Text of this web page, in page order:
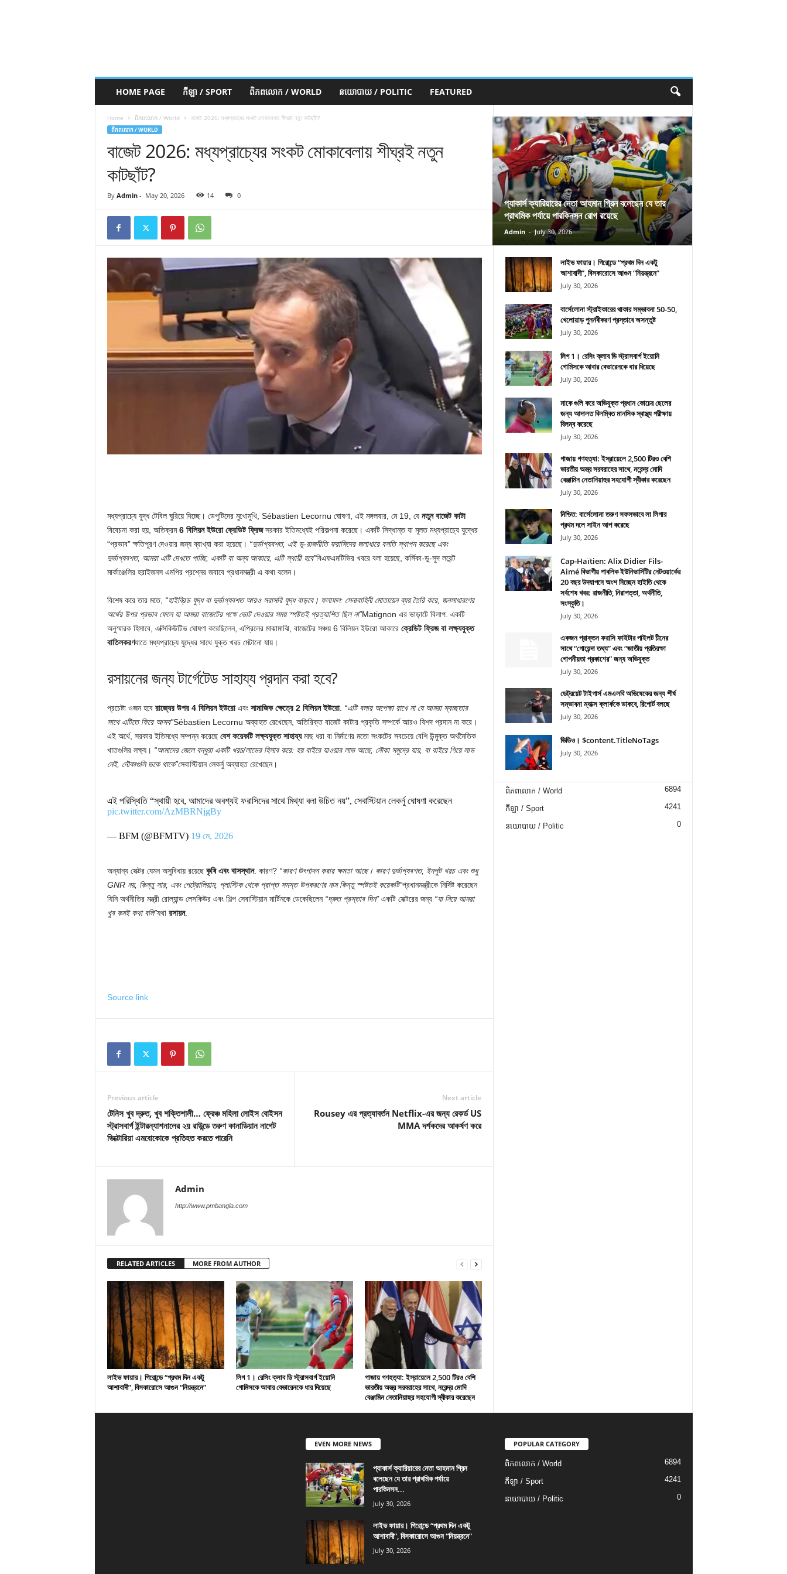
HOME PAGE កីឡា / SPORT ពិភពលោក / WORLD នយោបាយ / POLITIC FEATURED
Home ពិភពលោក / World বাজেট 2026: মধ্যপ্রাচ্যের সংকট মোকাবেলায় শীঘ্রই নতুন কাটছাঁট?
ពិភពលោក / WORLD
বাজেট 2026: মধ্যপ্রাচ্যের সংকট মোকাবেলায় শীঘ্রই নতুন
কাটছাঁট?
By Admin- May 20, 2026 14 0
মধ্যপ্রাচ্যে যুদ্ধ টেবিল ঘুরিয়ে দিচ্ছে। ডেপুটিদের মুখোমুখি, Sébastien Lecornu ঘোষণা, এই মঙ্গলবার, মে 19, যে নতুন বাজেট কাটা
বিবেচনা করা হয়, অতিক্রম6 বিলিয়ন ইউরো ক্রেডিট ফ্রিজসরকার ইতিমধ্যেই পরিকল্পনা করেছে। একটি সিদ্ধান্ত যা মূলত মধ্যপ্রাচ্যে যুদ্ধের
“প্রভাব” ক্ষতিপূরণ দেওয়ার জন্য ব্যাখ্যা করা হয়েছে। “দুর্ভাগ্যবশত, এই ভূ-রাজনীতি ফরাসিদের জলাধারে বসতি স্থাপন করেছে এবং
দুর্ভাগ্যবশত, আমরা এটি দেখতে পাচ্ছি, একটি বা অন্য আকারে, এটি স্থায়ী হবে”বিএফএমটিভির খবরে বলা হয়েছে, কর্সিকা-ডু-সুদ লরেন্ট
মার্কাঞ্জেলির হরাইজনস এমপির প্রশ্নের জবাবে প্রধানমন্ত্রী এ কথা বলেন।
বিশেষ করে তার মতে, “হাইব্রিড যুদ্ধ বা দুর্ভাগ্যবশত আরও সরাসরি যুদ্ধ বাড়বে। ফলাফল: সেনাবাহিনী মোতায়েন ব্যয় তৈরি করে, জনসাধারণের
অর্থের উপর প্রভাব ফেলে যা আমরা বাজেটের পক্ষে ভোট দেওয়ার সময় স্পষ্টতই প্রত্যাশিত ছিল না”Matignon এর ভাড়াটে বিলাপ. একটি
অনুস্মারক হিসাবে, এক্সিকিউটিভ ঘোষণা করেছিলেন, এপ্রিলের মাঝামাঝি, বাজেটের সঞ্চয় 6 বিলিয়ন ইউরো আকারে ক্রেডিট ফ্রিজ বা লক্ষ্যযুক্ত
বাতিলকরণযাতে মধ্যপ্রাচ্যে যুদ্ধের সাথে যুক্ত খরচ মেটানো যায়।
রসায়নের জন্য টার্গেটেড সাহায্য প্রদান করা হবে?
প্রচেষ্টা ওজন হবে রাজ্যের উপর 4 বিলিয়ন ইউরোএবং সামাজিক ক্ষেত্রে 2 বিলিয়ন ইউরো. “এটি বলার অপেক্ষা রাখে না যে আমরা স্বচ্ছতার
সাথে এটিতে ফিরে আসব”Sébastien Lecornu অব্যাহত রেখেছেন, অতিরিক্ত বাজেট কাটার প্রকৃতি সম্পর্কে আরও বিশদ প্রদান না করে।
এই অর্থে, সরকার ইতিমধ্যে সম্পন্ন করেছে বেশ কয়েকটি লক্ষ্যযুক্ত সাহায্যমাছ ধরা বা নির্মাণের মতো সংকটের সবচেয়ে বেশি উন্মুক্ত অর্থনৈতিক
খাতগুলির লক্ষ্য। “আমাদের জেলে বন্ধুরা একটি খরচ/লাভের হিসাব করে: হয় বাইরে যাওয়ার লাভ আছে, নৌকা সমুদ্রে যায়, বা বাইরে গিয়ে লাভ
নেই, নৌকাগুলি ডকে থাকে”সেবাস্টিয়ান লেকর্নু অব্যাহত রেখেছেন।
এই পরিস্থিতি “স্থায়ী হবে, আমাদের অবশ্যই ফরাসিদের সাথে মিথ্যা বলা উচিত নয়”, সেবাস্টিয়ান লেকর্নু ঘোষণা করেছেন
pic.twitter.com/AzMBRNjgBy
— BFM (@BFMTV) 19 মে, 2026
অন্যান্য সেক্টর যেমন অসুবিধায় রয়েছে কৃষি এবং বাসস্থান. কারণ? “কারণ উৎপাদন করার ক্ষমতা আছে। কারণ দুর্ভাগ্যবশত, ইনপুট খরচ এবং শুধু
GNR নয়, কিন্তু সার, এবং পেট্রোলিয়াম, প্লাস্টিক থেকে প্রাপ্ত সমস্ত উপকরণের নাম কিন্তু স্পষ্টতই কয়েকটি”প্রধানমন্ত্রীকে নির্দিষ্ট করেছেন
যিনি অর্থনীতির মন্ত্রী রোল্যান্ড লেসকিউর এবং শিল্প সেবাস্টিয়ান মার্টিনকে ডেকেছিলেন “দ্রুত প্রস্তাব দিন”একটি সেক্টরের জন্য “যা নিয়ে আমরা
খুব কমই কথা বলি”যথা রসায়ন.
Source link
Previous article
টেনিস খুব দ্রুত, খুব শক্তিশালী… ফ্রেঞ্চ মহিলা লোইস বোইসন
স্ট্রাসবার্গ ইন্টারন্যাশনালের ২য় রাউন্ডে তরুণ কানাডিয়ান নাগেট
ভিক্টোরিয়া এমবোকোকে প্রতিহত করতে পারেনি
Next article
Rousey এর প্রত্যাবর্তন Netflix-এর জন্য রেকর্ড US
MMA দর্শকদের আকর্ষণ করে
Admin
http://www.pmbangla.com
RELATED ARTICLES MORE FROM AUTHOR
লাইভ ফায়ার। গিরোন্ডে “প্রথম দিন একটু
আশাবাদী”, বিসকারোসে আগুন “নিয়ন্ত্রনে”
লিগ 1। রেসিং ক্লাব ডি স্ট্রাসবার্গ ইয়োনি
গোমিসকে আবার বেভারেনকে ধার দিয়েছে
গাজায় গণহত্যা: ইস্রায়েলে 2,500 টিরও বেশি
ভারতীয় অস্ত্র সরবরাহের সাথে, নরেন্দ্র মোদি
বেঞ্জামিন নেতানিয়াহুর সহযোগী স্বীকার করেছেন
প্যাকার্স ক্যারিয়ারের নেতা আহমান গ্রিন বলেছেন যে তার
প্রাথমিক পর্যায়ে পারকিনসন রোগ রয়েছে
Admin - July 30, 2026
লাইভ ফায়ার। গিরোন্ডে “প্রথম দিন একটু
আশাবাদী”, বিসকারোসে আগুন “নিয়ন্ত্রনে”
July 30, 2026
বার্সেলোনা স্ট্রাইকারের থাকার সম্ভাবনা 50-50,
খেলোয়াড় পুনর্নবীকরণ প্রস্তাবে অসন্তুষ্ট
July 30, 2026
লিগ 1। রেসিং ক্লাব ডি স্ট্রাসবার্গ ইয়োনি
গোমিসকে আবার বেভারেনকে ধার দিয়েছে
July 30, 2026
মাকে গুলি করে অভিযুক্ত প্রধান কোচের ছেলের
জন্য আদালত বিলম্বিত মানসিক স্বাস্থ্য পরীক্ষায়
বিলম্ব করেছে
July 30, 2026
গাজায় গণহত্যা: ইস্রায়েলে 2,500 টিরও বেশি
ভারতীয় অস্ত্র সরবরাহের সাথে, নরেন্দ্র মোদি
বেঞ্জামিন নেতানিয়াহুর সহযোগী স্বীকার করেছেন
July 30, 2026
নিশ্চিত: বার্সেলোনা তরুণ সফলভাবে লা লিগার
প্রথম দলে সাইন আপ করেছে
July 30, 2026
Cap-Haïtien: Alix Didier Fils-
Aimé বিভাগীয় পাবলিক ইউনিভার্সিটির নেটওয়ার্কের
20 বছর উদযাপনে অংশ নিচ্ছেন হাইতি থেকে
সর্বশেষ খবর: রাজনীতি, নিরাপত্তা, অর্থনীতি,
সংস্কৃতি।
July 30, 2026
একজন প্রাক্তন ফরাসি ফাইটার পাইলট চীনের
সাথে “গোয়েন্দা তথ্য” এবং “জাতীয় প্রতিরক্ষা
গোপনীয়তা প্রকাশের” জন্য অভিযুক্ত
July 30, 2026
ডেট্রয়েট টাইগার্স এমএলবি অভিষেকের জন্য শীর্ষ
সম্ভাবনা ম্যাক্স ক্লার্ককে ডাকবে, রিপোর্ট বলছে
July 30, 2026
ভিডিও। $content.TitleNoTags
July 30, 2026
ពិភពលោក / World 6894
កីឡា / Sport 4241
នយោបាយ / Politic 0
EVEN MORE NEWS
প্যাকার্স ক্যারিয়ারের নেতা আহমান গ্রিন
বলেছেন যে তার প্রাথমিক পর্যায়ে
পারকিনসন...
July 30, 2026
লাইভ ফায়ার। গিরোন্ডে “প্রথম দিন একটু
আশাবাদী”, বিসকারোসে আগুন “নিয়ন্ত্রনে”
July 30, 2026
POPULAR CATEGORY
ពិភពលោក / World 6894
កីឡា / Sport 4241
នយោបាយ / Politic 0